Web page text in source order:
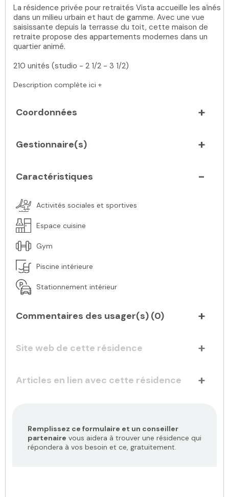
La résidence privée pour retraités Vista accueille les aînés
dans un milieu urbain et haut de gamme. Avec une vue
saisissante depuis la terrasse du toit, cette maison de
retraite propose des appartements modernes dans un
quartier animé.
210 unités (studio - 2 1/2 - 3 1/2)
Description complète ici +
Coordonnées
Gestionnaire(s)
Caractéristiques
Activités sociales et sportives
Espace cuisine
Gym
Piscine intérieure
Stationnement intérieur
Commentaires des usager(s) (0)
Site web de cette résidence
Articles en lien avec cette résidence
Remplissez ce formulaire et un conseiller
partenaire vous aidera à trouver une résidence qui
répondera à vos besoin et ce, gratuitement.